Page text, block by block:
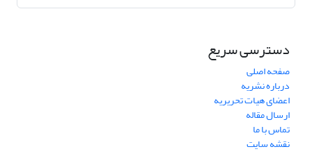
دسترسی سریع
صفحه اصلی
درباره نشریه
اعضای هیات تحریریه
ارسال مقاله
تماس با ما
نقشه سایت